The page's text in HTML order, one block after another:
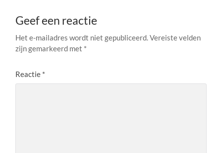
Geef een reactie
Het e-mailadres wordt niet gepubliceerd. Vereiste velden
zijn gemarkeerd met *
Reactie *